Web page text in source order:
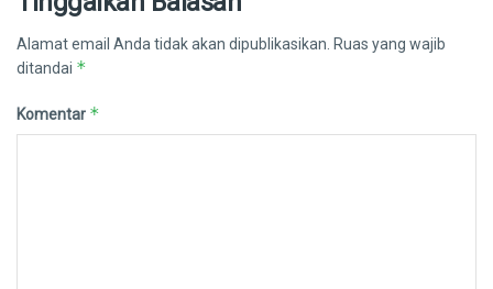
Alamat email Anda tidak akan dipublikasikan. Ruas yang wajib
ditandai *
Komentar *